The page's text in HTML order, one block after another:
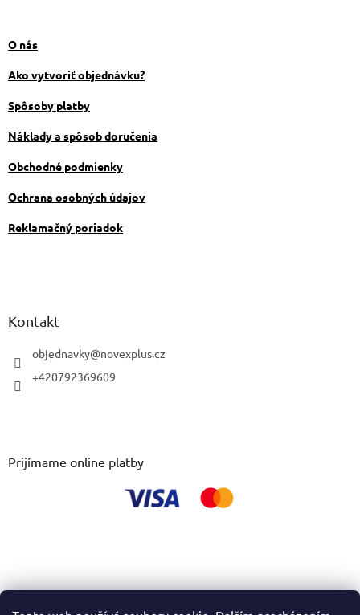
O nás
Ako vytvoriť objednávku?
Spôsoby platby
Náklady a spôsob doručenia
Obchodné podmienky
Ochrana osobných údajov
Reklamačný poriadok
Kontakt
objednavky@novexplus.cz
+420792369609
Prijímame online platby